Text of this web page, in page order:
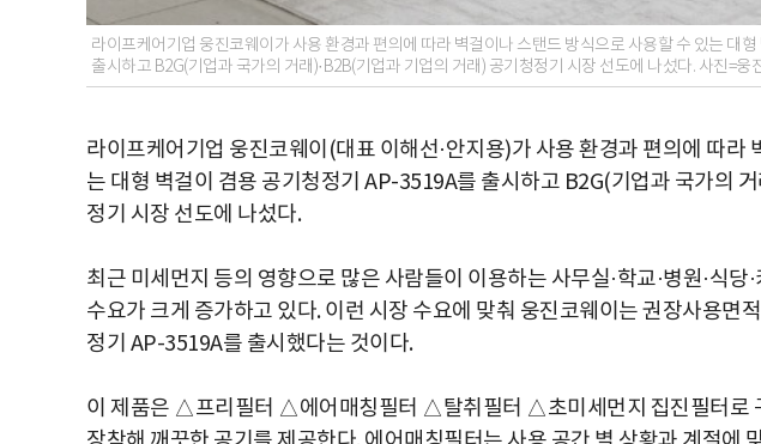
라이프케어기업 웅진코웨이가 사용 환경과 편의에 따라 벽걸이나 스탠드 방식으로 사용할 수 있는 대
출시하고 B2G(기업과 국가의 거래)·B2B(기업과 기업의 거래) 공기청정기 시장 선도에 나섰다. 사진=웅
라이프케어기업 웅진코웨이(대표 이해선·안지용)가 사용 환경과 편의에 따라
는 대형 벽걸이 겸용 공기청정기 AP-3519A를 출시하고 B2G(기업과 국가의
정기 시장 선도에 나섰다.
최근 미세먼지 등의 영향으로 많은 사람들이 이용하는 사무실·학교·병원·식
수요가 크게 증가하고 있다. 이런 시장 수요에 맞춰 웅진코웨이는 권장사용면
정기 AP-3519A를 출시했다는 것이다.
이 제품은 △프리필터 △에어매칭필터 △탈취필터 △초미세먼지 집진필터로